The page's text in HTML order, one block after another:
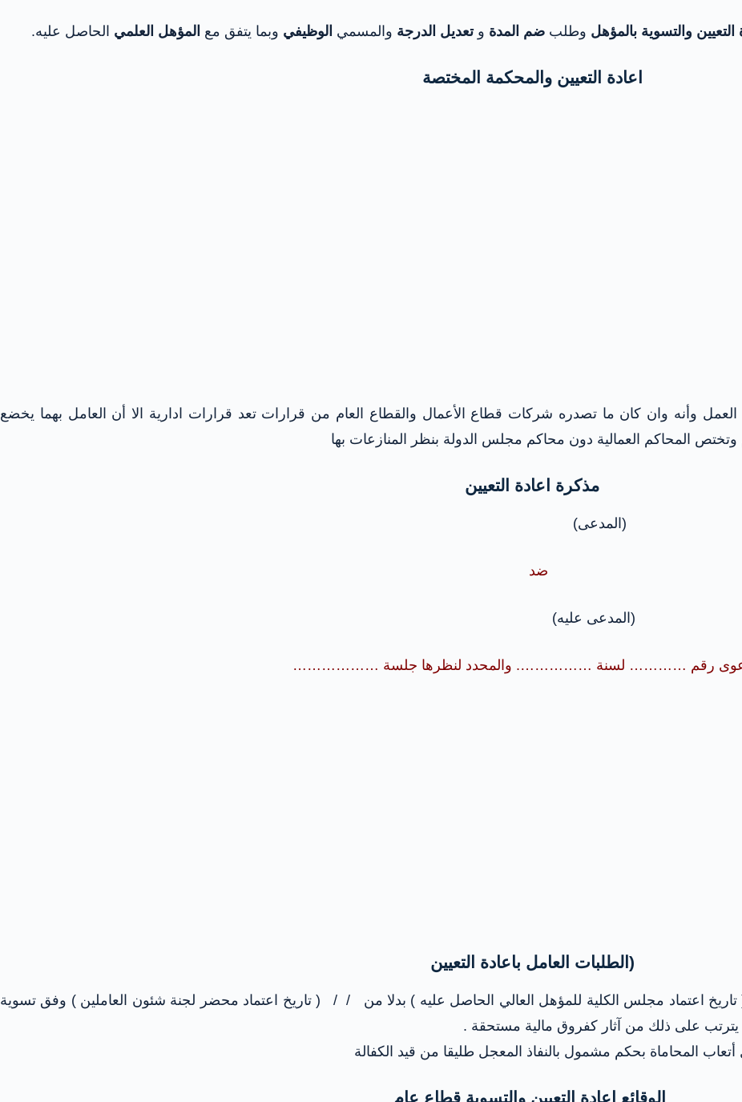
والتسوية بالمؤهل وطلب ضم المدة وتعديل الدرجة والمسمي الوظيفي وبما يتفق مع المؤهل العلمي الحاصل عليه.
اعادة التعيين والمحكمة المختصة
وأنه وان كان ما تصدره شركات قطاع الأعمال والقطاع العام من قرارات تعد قرارات ادارية الا أن العامل بهما يخضع
وتختص المحاكم العمالية دون محاكم مجلس الدولة بنظر المنازعات بها
مذكرة اعادة التعيين
ضد
عليه)
رقم ………… لسنة ……………. والمحدد لنظرها جلسة ………………
(الطلبات العامل باعادة التعيين
اعتماد مجلس الكلية للمؤهل العالي الحاصل عليه ) بدلا من / / ( تاريخ اعتماد محضر لجنة شئون العاملين ) وفق تسوية
على ذلك من آثار كفروق مالية مستحقة .
المحاماة بحكم مشمول بالنفاذ المعجل طليقا من قيد الكفالة
الوقائع اعادة التعيين والتسوية قطاع عام